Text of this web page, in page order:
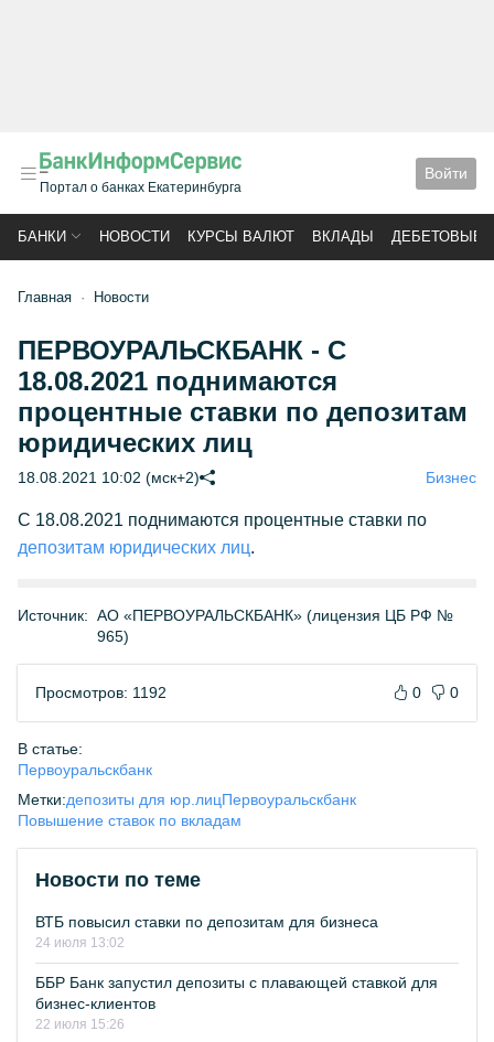
Портал о банках Екатеринбурга
Войти
БАНКИ НОВОСТИ КУРСЫ ВАЛЮТ ВКЛАДЫ ДЕБЕТОВЫЕ
Главная Новости
ПЕРВОУРАЛЬСКБАНК - С
18.08.2021 поднимаются
процентные ставки по депозитам
юридических лиц
18.08.2021 10:02 (мск+2) Бизнес
С 18.08.2021 поднимаются процентные ставки по
депозитам юридических лиц.
Источник: АО «ПЕРВОУРАЛЬСКБАНК» (лицензия ЦБ РФ №
965)
Просмотров: 1192 0 0
В статье:
Первоуральскбанк
Метки:депозиты для юр.лицПервоуральскбанк
Повышение ставок по вкладам
Новости по теме
ВТБ повысил ставки по депозитам для бизнеса
24 июля 13:02
ББР Банк запустил депозиты с плавающей ставкой для
бизнес-клиентов
22 июля 15:26